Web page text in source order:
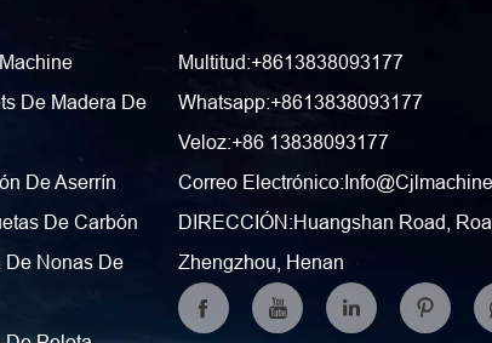
De Madera De
De Aserrín
De Carbón
De Nonas De
Multitud:+8613838093177
Whatsapp:+8613838093177
Veloz:+86 13838093177
Correo Electrónico:
DIRECCIÓN:Huangshan Road,
Zhengzhou, Henan